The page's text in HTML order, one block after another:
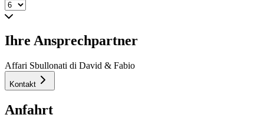
Ihre Ansprechpartner
Affari Sbullonati di David & Fabio
Kontakt
Anfahrt